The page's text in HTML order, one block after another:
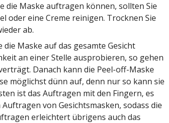
die Maske auftragen können, sollten Sie
oder eine Creme reinigen. Trocknen Sie
ab.
die Maske auf das gesamte Gesicht
an einer Stelle ausprobieren, so gehen
Danach kann die Peel-off-Maske
möglichst dünn auf, denn nur so kann sie
ist das Auftragen mit den Fingern, es
Auftragen von Gesichtsmasken, sodass die
erleichtert übrigens auch das